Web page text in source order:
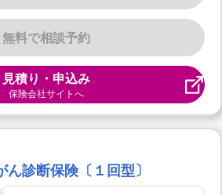
無料で相談予約
見積り・申込み
保険会社サイトへ
ん診断保険〔１回型〕